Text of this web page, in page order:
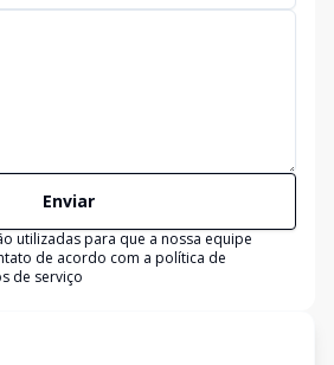
Enviar
utilizadas para que a nossa equipe
de acordo com a política de
de serviço